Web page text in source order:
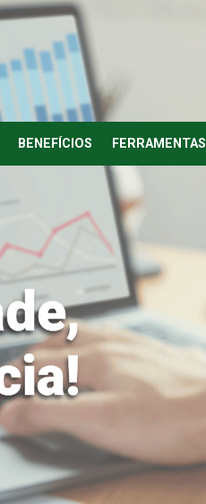
BENEFÍCIOS FERRAMENTAS